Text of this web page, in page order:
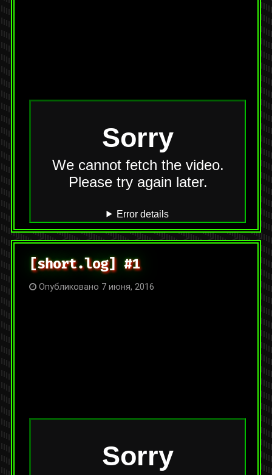
Видео
автоматизация, микроконтроллеры, разводка
умный дом
[short.log] #1
Опубликовано 7 июня, 2016